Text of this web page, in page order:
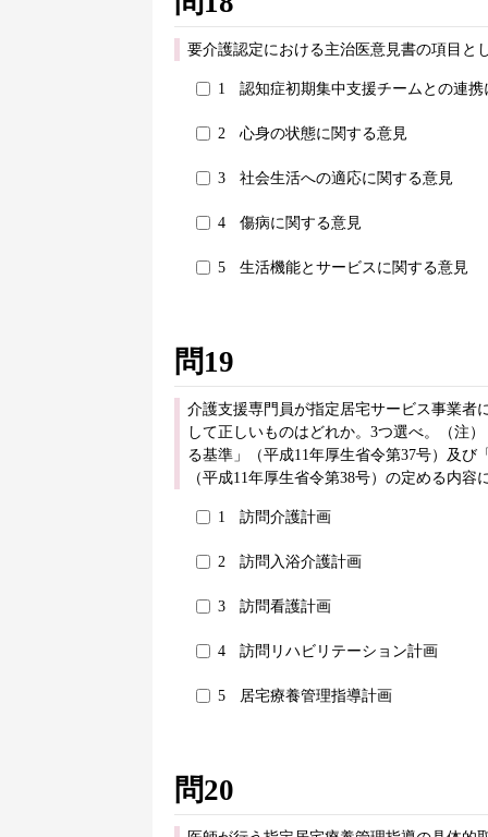
要介護認定における主治医意見書の項目と
1 認知症初期集中支援チームとの連
2 心身の状態に関する意見
3 社会生活への適応に関する意見
4 傷病に関する意見
5 生活機能とサービスに関する意見
問19
介護支援専門員が指定居宅サービス事業者
して正しいものはどれか。3つ選べ。（注
る基準」（平成11年厚生省令第37号）及
（平成11年厚生省令第38号）の定める内容
1 訪問介護計画
2 訪問入浴介護計画
3 訪問看護計画
4 訪問リハビリテーション計画
5 居宅療養管理指導計画
問20